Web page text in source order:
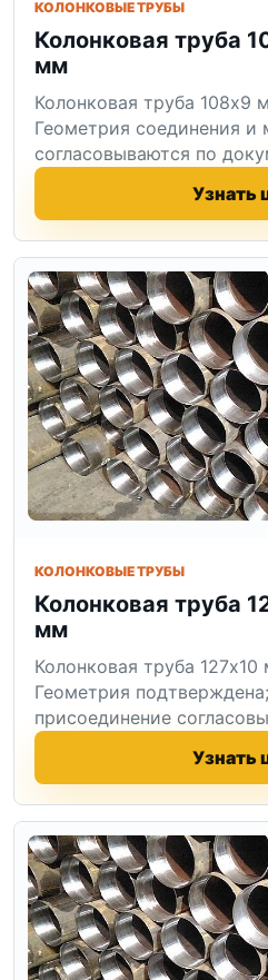
КОЛОНКОВЫЕ ТРУБЫ
Колонковая труба
мм
Колонковая труба
Геометрия соединения и
согласовываются по
Узнать
КОЛОНКОВЫЕ ТРУБЫ
Колонковая труба
мм
Колонковая труба
Геометрия
присоединение
Узнать